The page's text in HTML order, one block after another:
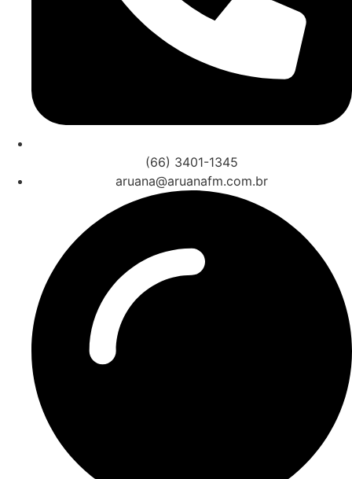
(66) 3401-1345
aruana@aruanafm.com.br